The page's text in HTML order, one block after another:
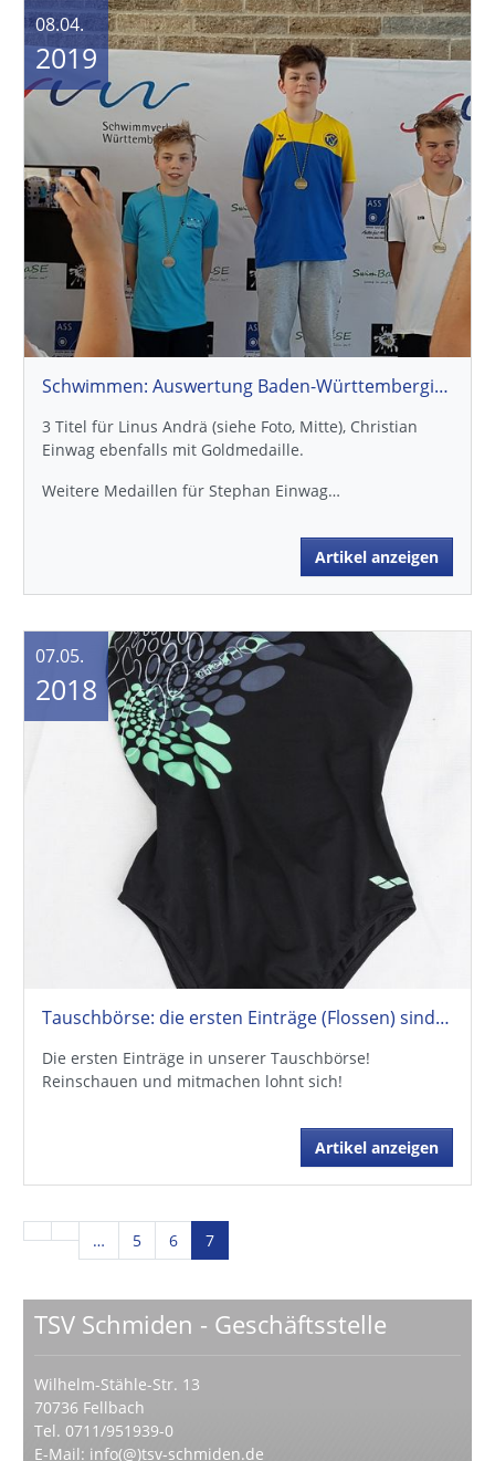
Schwimmen: Auswertung Baden-Württembergische Meisterschaften
3 Titel für Linus Andrä (siehe Foto, Mitte), Christian
Einwag ebenfalls mit Goldmedaille.
Weitere Medaillen für Stephan Einwag…
Artikel anzeigen
08.04.
2019
Tauschbörse: die ersten Einträge (Flossen) sind eingegangen
Die ersten Einträge in unserer Tauschbörse!
Reinschauen und mitmachen lohnt sich!
Artikel anzeigen
07.05.
2018
… 5 6 7
TSV Schmiden - Geschäftsstelle
Wilhelm-Stähle-Str. 13
70736 Fellbach
Tel. 0711/951939-0
E-Mail: info(@)tsv-schmiden.de